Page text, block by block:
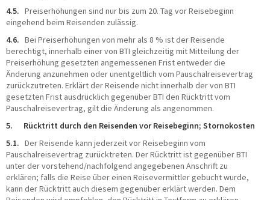
4.5. Preiserhöhungen sind nur bis zum 20. Tag vor Reisebeginn
eingehend beim Reisenden zulässig.
4.6. Bei Preiserhöhungen von mehr als 8 % ist der Reisende
berechtigt, innerhalb einer von BTI gleichzeitig mit Mitteilung der
Preiserhöhung gesetzten angemessenen Frist entweder die
Änderung anzunehmen oder unentgeltlich vom Pauschalreisevertrag
zurückzutreten. Erklärt der Reisende nicht innerhalb der von BTI
gesetzten Frist ausdrücklich gegenüber BTI den Rücktritt vom
Pauschalreisevertrag, gilt die Änderung als angenommen.
5. Rücktritt durch den Reisenden vor Reisebeginn; Stornokosten
5.1. Der Reisende kann jederzeit vor Reisebeginn vom
Pauschalreisevertrag zurücktreten. Der Rücktritt ist gegenüber BTI
unter der vorstehend/nachfolgend angegebenen Anschrift zu
erklären; falls die Reise über einen Reisevermittler gebucht wurde,
kann der Rücktritt auch diesem gegenüber erklärt werden. Dem